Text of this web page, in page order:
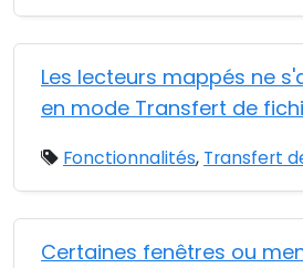
Les lecteurs mappés ne
en mode Transfert de
Fonctionnalités, Transfert
Certaines fenêtres ou